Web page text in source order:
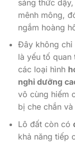
sáng thức
mênh mông,
ngắm hoàng
Đây không chỉ
là yếu tố
các loại hình
nghỉ dưỡng
vô cùng hiếm
bị che chắn
Lô đất còn có
khả năng tiếp